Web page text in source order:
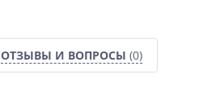
ОТЗЫВЫ И ВОПРОСЫ (0)